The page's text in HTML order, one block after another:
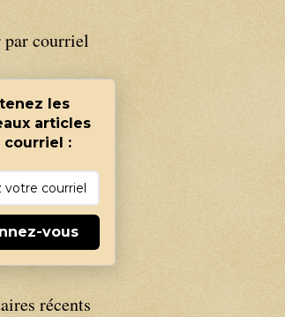
par courriel
les
articles
courriel :
vous
récents